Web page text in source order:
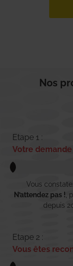
Nos
Etape 1 :
Votre
Vous
N’attendez pas ! ,
depuis
Etape 2 :
Vous êtes